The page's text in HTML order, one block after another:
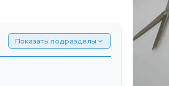
Показать подразделы